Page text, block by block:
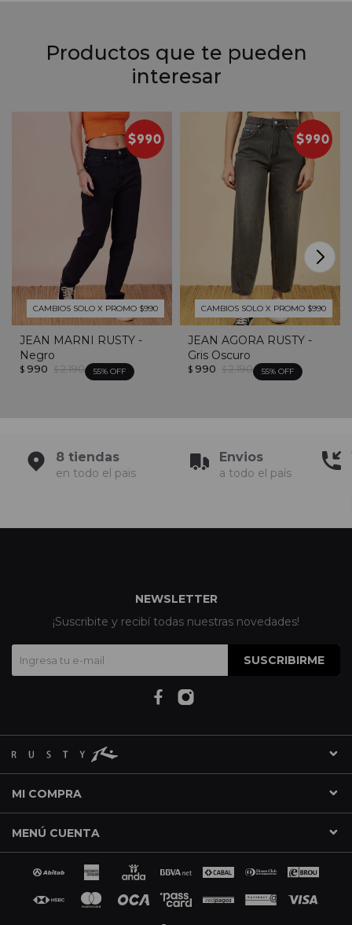
Productos que te pueden
interesar
CAMBIOS SOLO X PROMO $990
JEAN MARNI RUSTY -
Negro
$ 990 $ 2.190 55
CAMBIOS SOLO X PROMO $990
JEAN AGORA RUSTY -
Gris Oscuro
$ 990 $ 2.190 55
8 tiendas
en todo el pais
Envios
a todo el país
MI COMPRA
MENÚ CUENTA
NEWSLETTER
¡Suscribite y recibí todas nuestras novedades!
SUSCRIBIRME